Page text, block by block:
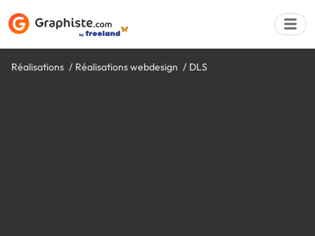
Réalisations Réalisations webdesign DLS